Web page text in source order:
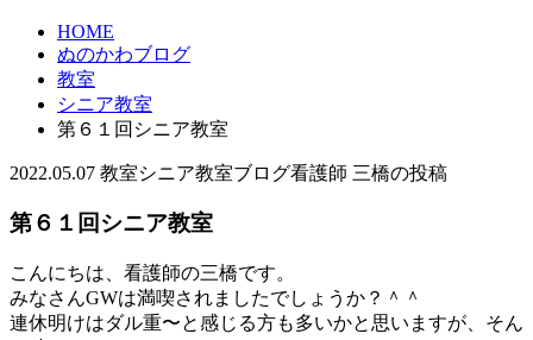
HOME
ぬのかわブログ
教室
シニア教室
第６１回シニア教室
2022.05.07 教室シニア教室ブログ看護師 三橋の投稿
第６１回シニア教室
こんにちは、看護師の三橋です。
みなさんGWは満喫されましたでしょうか？＾＾
連休明けはダル重〜と感じる方も多いかと思いますが、そん